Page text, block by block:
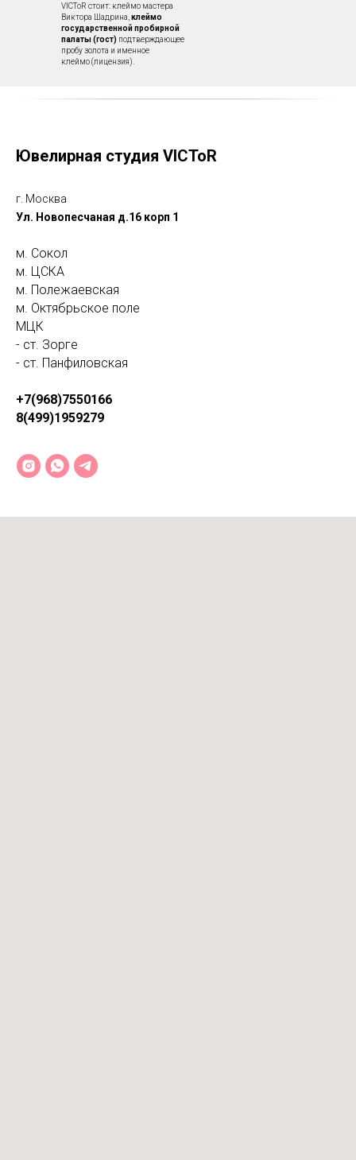
VICToR стоит: клеймо мастера
Виктора Шадрина,клеймо
государственной пробирной
палаты (гост) подтверждающее
пробу золота и именное
клеймо (лицензия).
Ювелирная студия VICToR
г. Москва
Ул. Новопесчаная д.16 корп 1
м. Сокол
м. ЦСКА
м. Полежаевская
м. Октябрьское поле
МЦК
- ст. Зорге
- ст. Панфиловская
+7(968)7550166
8(499)1959279